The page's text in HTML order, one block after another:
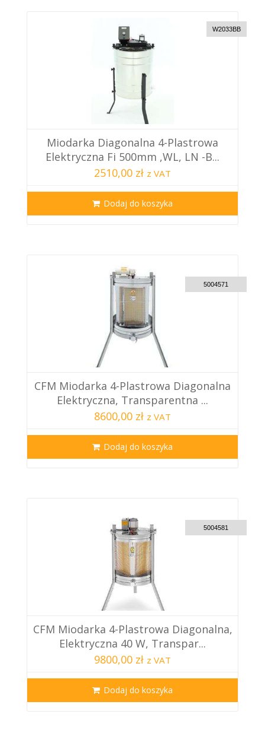
W2033BB
Miodarka Diagonalna 4-Plastrowa
Elektryczna Fi 500mm ,WL, LN -B...
2510,00 zł z VAT
Dodaj do koszyka
5004571
CFM Miodarka 4-Plastrowa Diagonalna
Elektryczna, Transparentna ...
8600,00 zł z VAT
Dodaj do koszyka
5004581
CFM Miodarka 4-Plastrowa Diagonalna,
Elektryczna 40 W, Transpar...
9800,00 zł z VAT
Dodaj do koszyka